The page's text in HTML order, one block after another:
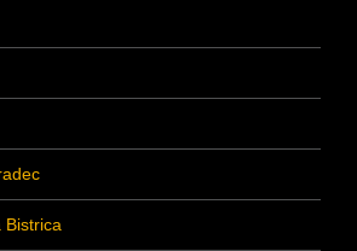
Bistrica